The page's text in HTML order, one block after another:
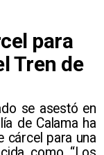
para
Tren de
se asestó en
de Calama ha
cárcel para una